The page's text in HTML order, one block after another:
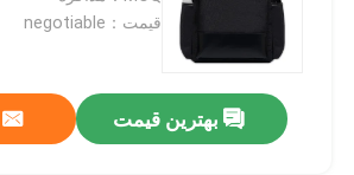
ویدیو
درباره ما
قیمت：negotiable
بهترین قیمت